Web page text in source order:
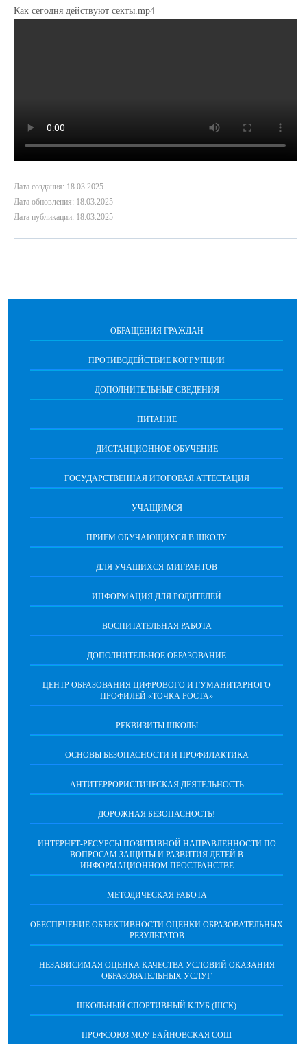
Как сегодня действуют секты.mp4
Дата создания: 18.03.2025
Дата обновления: 18.03.2025
Дата публикации: 18.03.2025
ОБРАЩЕНИЯ ГРАЖДАН
ПРОТИВОДЕЙСТВИЕ КОРРУПЦИИ
ДОПОЛНИТЕЛЬНЫЕ СВЕДЕНИЯ
ПИТАНИЕ
ДИСТАНЦИОННОЕ ОБУЧЕНИЕ
ГОСУДАРСТВЕННАЯ ИТОГОВАЯ АТТЕСТАЦИЯ
УЧАЩИМСЯ
ПРИЕМ ОБУЧАЮЩИХСЯ В ШКОЛУ
ДЛЯ УЧАЩИХСЯ-МИГРАНТОВ
ИНФОРМАЦИЯ ДЛЯ РОДИТЕЛЕЙ
ВОСПИТАТЕЛЬНАЯ РАБОТА
ДОПОЛНИТЕЛЬНОЕ ОБРАЗОВАНИЕ
ЦЕНТР ОБРАЗОВАНИЯ ЦИФРОВОГО И ГУМАНИТАРНОГО
ПРОФИЛЕЙ «ТОЧКА РОСТА»
РЕКВИЗИТЫ ШКОЛЫ
ОСНОВЫ БЕЗОПАСНОСТИ И ПРОФИЛАКТИКА
АНТИТЕРРОРИСТИЧЕСКАЯ ДЕЯТЕЛЬНОСТЬ
ДОРОЖНАЯ БЕЗОПАСНОСТЬ!
ИНТЕРНЕТ-РЕСУРСЫ ПОЗИТИВНОЙ НАПРАВЛЕННОСТИ ПО
ВОПРОСАМ ЗАЩИТЫ И РАЗВИТИЯ ДЕТЕЙ В
ИНФОРМАЦИОННОМ ПРОСТРАНСТВЕ
МЕТОДИЧЕСКАЯ РАБОТА
ОБЕСПЕЧЕНИЕ ОБЪЕКТИВНОСТИ ОЦЕНКИ ОБРАЗОВАТЕЛЬНЫХ
РЕЗУЛЬТАТОВ
НЕЗАВИСИМАЯ ОЦЕНКА КАЧЕСТВА УСЛОВИЙ ОКАЗАНИЯ
ОБРАЗОВАТЕЛЬНЫХ УСЛУГ
ШКОЛЬНЫЙ СПОРТИВНЫЙ КЛУБ (ШСК)
ПРОФСОЮЗ МОУ БАЙНОВСКАЯ СОШ